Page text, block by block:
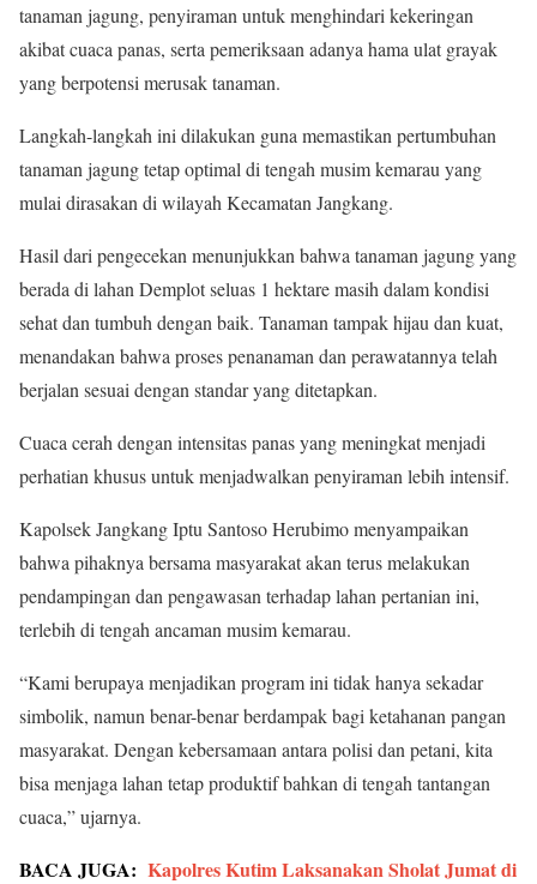
tanaman jagung, penyiraman untuk menghindari kekeringan
akibat cuaca panas, serta pemeriksaan adanya hama ulat grayak
yang berpotensi merusak tanaman.
Langkah-langkah ini dilakukan guna memastikan pertumbuhan
tanaman jagung tetap optimal di tengah musim kemarau yang
mulai dirasakan di wilayah Kecamatan Jangkang.
Hasil dari pengecekan menunjukkan bahwa tanaman jagung yang
berada di lahan Demplot seluas 1 hektare masih dalam kondisi
sehat dan tumbuh dengan baik. Tanaman tampak hijau dan kuat,
menandakan bahwa proses penanaman dan perawatannya telah
berjalan sesuai dengan standar yang ditetapkan.
Cuaca cerah dengan intensitas panas yang meningkat menjadi
perhatian khusus untuk menjadwalkan penyiraman lebih intensif.
Kapolsek Jangkang Iptu Santoso Herubimo menyampaikan
bahwa pihaknya bersama masyarakat akan terus melakukan
pendampingan dan pengawasan terhadap lahan pertanian ini,
terlebih di tengah ancaman musim kemarau.
“Kami berupaya menjadikan program ini tidak hanya sekadar
simbolik, namun benar-benar berdampak bagi ketahanan pangan
masyarakat. Dengan kebersamaan antara polisi dan petani, kita
bisa menjaga lahan tetap produktif bahkan di tengah tantangan
cuaca,” ujarnya.
BACA JUGA: Kapolres Kutim Laksanakan Sholat Jumat di